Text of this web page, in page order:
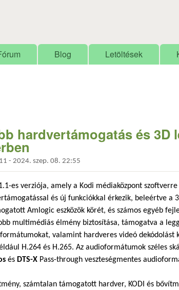
Blog Letöltések
hardvertámogatás és 3D
- 2024. szep. 08. 22:55
es verziója, amely a Kodi médiaközpont szoftverre
és új funkciókkal érkezik, beleértve a
Amlogic eszközök körét, és számos egyéb
multimédiás élmény biztosítása, támogatva a
valamint hardveres videó dekódolást
H.264 és H.265. Az audioformátumok széles
és DTS-X Pass-through veszteségmentes
számtalan támogatott hardver, KODI és